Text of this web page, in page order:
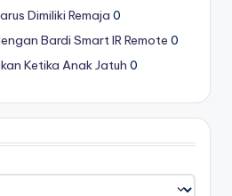
Dimiliki Remaja 0
Bardi Smart IR Remote 0
Ketika Anak Jatuh 0